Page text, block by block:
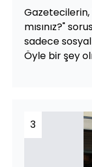
Gazetecilerin,
mısınız?"
sadece
Öyle bir şey
3